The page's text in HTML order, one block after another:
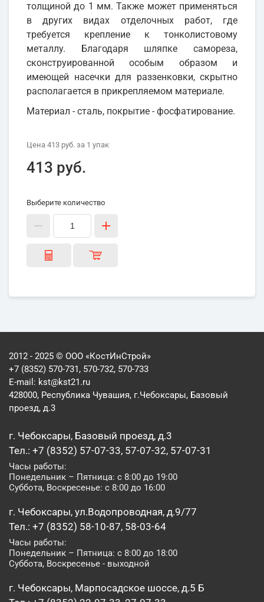
толщиной до 1 мм. Также может применяться
в других видах отделочных работ, где
требуется крепление к тонколистовому
металлу. Благодаря шляпке самореза,
сконструированной особым образом и
имеющей насечки для раззенковки, скрытно
располагается в прикрепляемом материале.
Материал - сталь, покрытие - фосфатирование.
Цена 413 руб. за 1 упак
413 руб.
Выберите количество
2012 - 2025 © ООО «КостИнСтрой»
+7 (8352) 570-731, 570-732, 570-733
E-mail: kst@kst21.ru
428000, Республика Чувашия, г.Чебоксары, Базовый
проезд, д.3
г. Чебоксары, Базовый проезд, д.3
Тел.: +7 (8352) 57-07-33, 57-07-32, 57-07-31
Часы работы:
Понедельник – Пятница: с 8:00 до 19:00
Суббота, Воскресенье: с 8:00 до 16:00
г. Чебоксары, ул.Водопроводная, д.9/77
Тел.: +7 (8352) 58-10-87, 58-03-64
Часы работы:
Понедельник – Пятница: с 8:00 до 18:00
Суббота, Воскресенье - выходной
г. Чебоксары, Марпосадское шоссе, д.5 Б